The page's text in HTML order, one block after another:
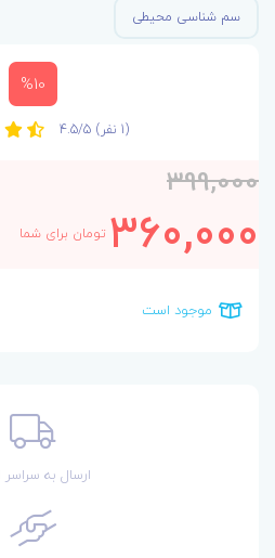
سم شناسی محیطی
%10
4.5/5 (1 نفر)
399,000
360,000تومان برای شما
موجود است
ارسال به سراسر